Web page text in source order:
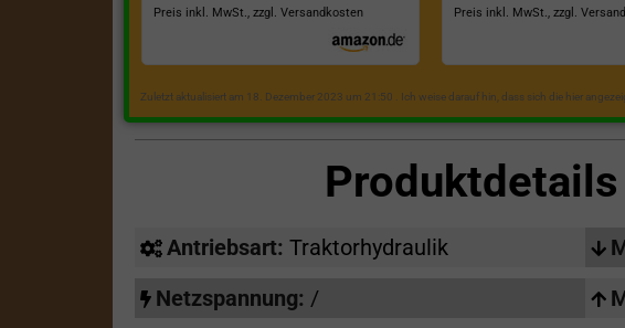
Preis inkl. MwSt., zzgl. Versandkosten Preis inkl. MwSt., zzgl.
Zuletzt aktualisiert am 18. Dezember 2023 um 21:50 . Ich weise darauf hin, dass sich die hier
Antriebsart: Traktorhydraulik
Netzspannung: /